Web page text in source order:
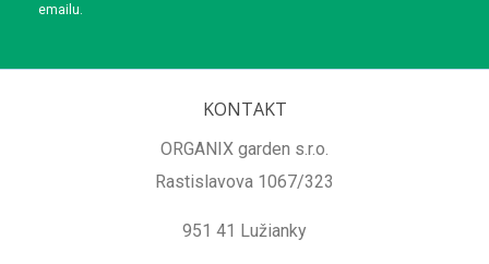
emailu.
KONTAKT
ORGANIX garden s.r.o.
Rastislavova 1067/323
951 41 Lužianky